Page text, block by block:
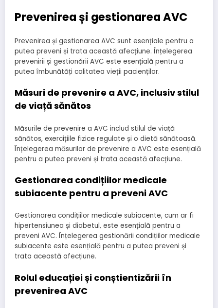
Prevenirea și gestionarea AVC
Prevenirea și gestionarea AVC sunt esențiale pentru a
putea preveni și trata această afecțiune. Înțelegerea
prevenirii și gestionării AVC este esențială pentru a
putea îmbunătăți calitatea vieții pacienților.
Măsuri de prevenire a AVC, inclusiv stilul
de viață sănătos
Măsurile de prevenire a AVC includ stilul de viață
sănătos, exercițiile fizice regulate și o dietă sănătoasă.
Înțelegerea măsurilor de prevenire a AVC este esențială
pentru a putea preveni și trata această afecțiune.
Gestionarea condițiilor medicale
subiacente pentru a preveni AVC
Gestionarea condițiilor medicale subiacente, cum ar fi
hipertensiunea și diabetul, este esențială pentru a
preveni AVC. Înțelegerea gestionării condițiilor medicale
subiacente este esențială pentru a putea preveni și
trata această afecțiune.
Rolul educației și conștientizării în
prevenirea AVC